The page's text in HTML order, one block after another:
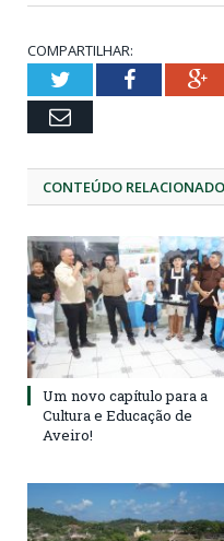
COMPARTILHAR:
TwitterFacebook
Email
CONTEÚDO RELACIONADO
Um novo capítulo para a
Cultura e Educação de
Aveiro!